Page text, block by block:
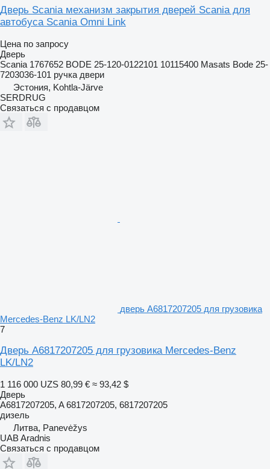
Дверь Scania механизм закрытия дверей Scania для
автобуса Scania Omni Link
Цена по запросу
Дверь
Scania 1767652 BODE 25-120-0122101 10115400 Masats Bode 25-
7203036-101 ручка двери
Эстония, Kohtla-Järve
SERDRUG
Связаться с продавцом
дверь A6817207205 для грузовика
Mercedes-Benz LK/LN2
7
Дверь A6817207205 для грузовика Mercedes-Benz
LK/LN2
1 116 000 UZS 80,99 € ≈ 93,42 $
Дверь
A6817207205, A 6817207205, 6817207205
дизель
Литва, Panevėžys
UAB Aradnis
Связаться с продавцом